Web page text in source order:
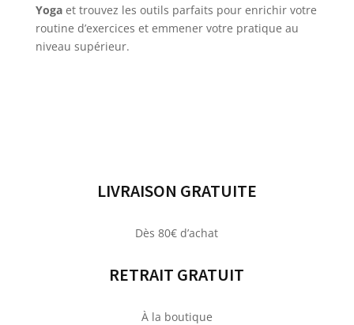
Yogaet trouvez les outils parfaits pour enrichir votre
routine d’exercices et emmener votre pratique au
niveau supérieur.
LIVRAISON GRATUITE
Dès 80€ d’achat
RETRAIT GRATUIT
À la boutique